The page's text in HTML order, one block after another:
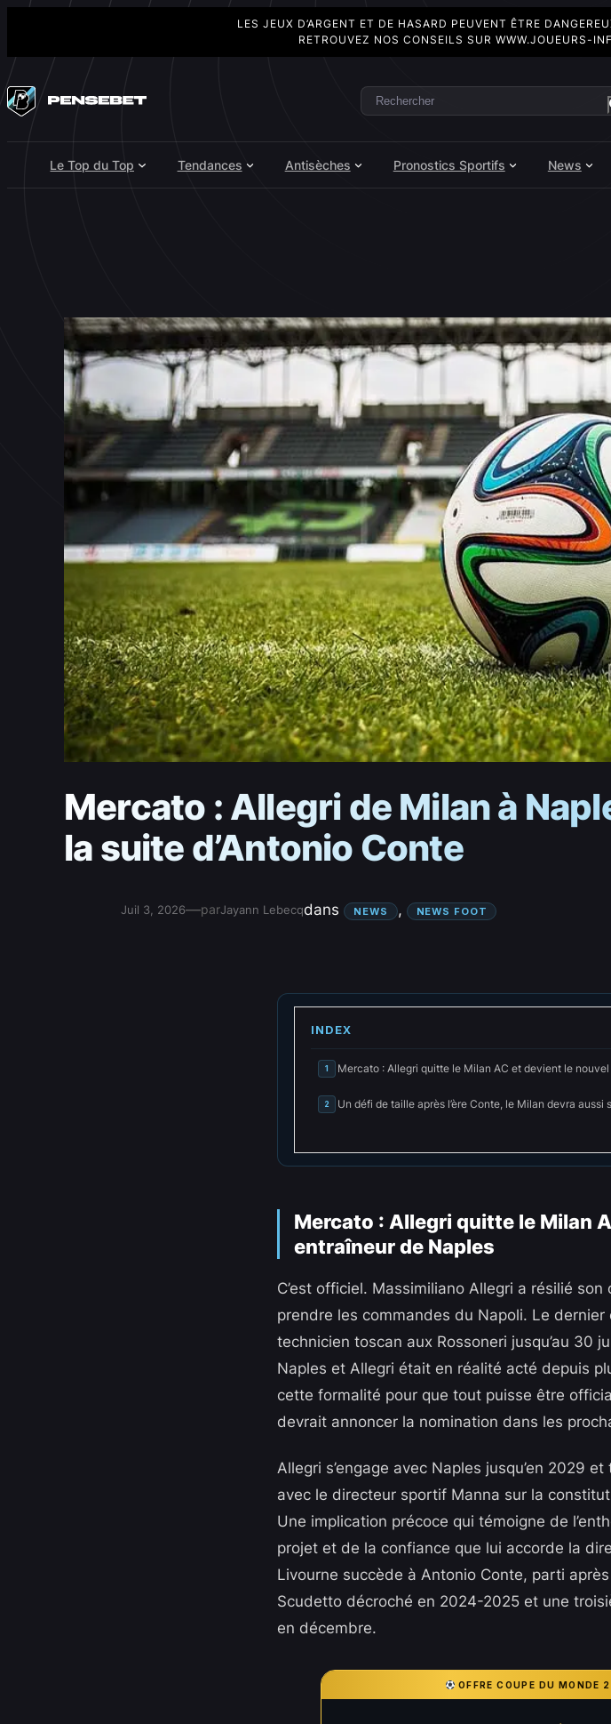
LES JEUX D’ARGENT ET DE HASARD PEUVENT ÊTRE
RETROUVEZ NOS CONSEILS SUR WWW.JOUEURS-
au
contenu
Rechercher
Le Top du Top Tendances Antisèches Pronostics Sportifs News
Mercato : Allegri de Milan à
la suite d’Antonio Conte
Juil 3, 2026—parJayann Lebecqdans NEWS , NEWS FOOT
INDEX
1 Mercato : Allegri quitte le Milan AC et devient le
2 Un défi de taille après l’ère Conte, le Milan devra aussi
Mercato : Allegri quitte le Milan
entraîneur de Naples
C’est officiel. Massimiliano Allegri a résilié
prendre les commandes du Napoli. Le
technicien toscan aux Rossoneri jusqu’au 30
Naples et Allegri était en réalité acté depuis
cette formalité pour que tout puisse être
devrait annoncer la nomination dans les
Allegri s’engage avec Naples jusqu’en 2029
avec le directeur sportif Manna sur la
Une implication précoce qui témoigne de
projet et de la confiance que lui accorde la
Livourne succède à Antonio Conte, parti
Scudetto décroché en 2024-2025 et une
en décembre.
OFFRE COUPE DU MONDE